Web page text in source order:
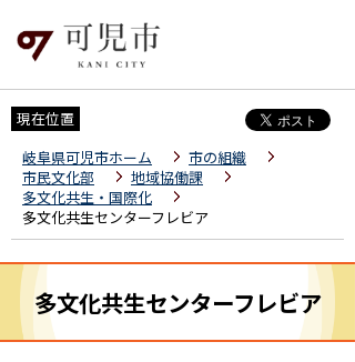
現在位置
岐阜県可児市ホーム
市の組織
市民文化部
地域協働課
多文化共生・国際化
多文化共生センターフレビア
多文化共生センターフレビア